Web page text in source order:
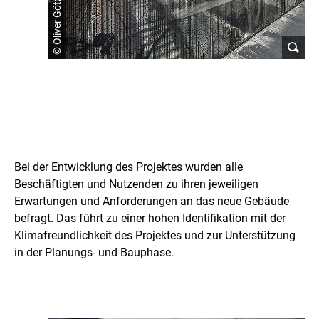
© Oliver Götz
s
s
o
n
Bei der Entwicklung des Projektes wurden alle
Beschäftigten und Nutzenden zu ihren jeweiligen
Erwartungen und Anforderungen an das neue Gebäude
befragt. Das führt zu einer hohen Identifikation mit der
Klimafreundlichkeit des Projektes und zur Unterstützung
in der Planungs- und Bauphase.